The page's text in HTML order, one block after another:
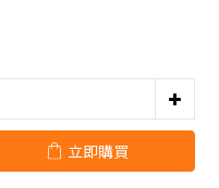
立即購買